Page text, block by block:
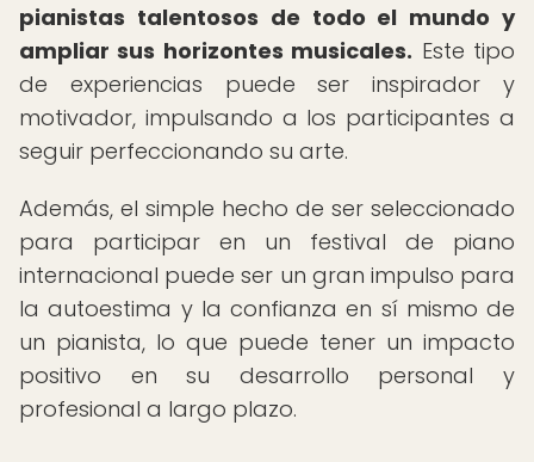
pianistas talentosos de todo el mundo y
ampliar sus horizontes musicales. Este tipo
de experiencias puede ser inspirador y
motivador, impulsando a los participantes a
seguir perfeccionando su arte.
Además, el simple hecho de ser seleccionado
para participar en un festival de piano
internacional puede ser un gran impulso para
la autoestima y la confianza en sí mismo de
un pianista, lo que puede tener un impacto
positivo en su desarrollo personal y
profesional a largo plazo.